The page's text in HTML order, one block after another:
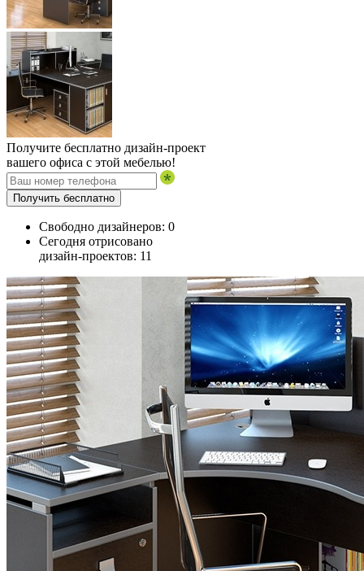
Получите бесплатно дизайн-проект
вашего офиса с этой мебелью!
Получить бесплатно
Свободно дизайнеров: 0
Сегодня отрисовано
дизайн-проектов: 11